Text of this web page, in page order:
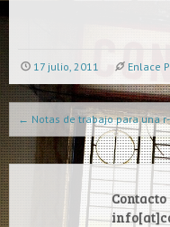
17 julio, 2011 Enlace
Navegación de publicaciones
← Notas de trabajo para una
Contacto